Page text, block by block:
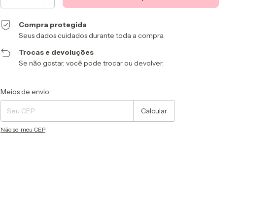
Compra protegida
Seus dados cuidados durante toda a compra.
Trocas e devoluções
Se não gostar, você pode trocar ou devolver.
Entregas para o CEP:
Meios de envio
Calcular
Não sei meu CEP